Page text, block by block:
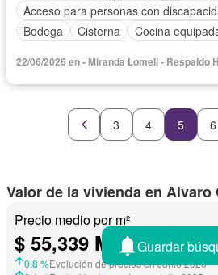
Acceso para personas con
Bodega
Cisterna Cocina
Estacionamiento
Internet
Recámara con closet
Televisión
Zonas verdes
Sin amueblar
22/06/2026 en - Miranda Lomeli - Respaldo
3 4 5 6
Valor de la vivienda en Alvaro
Precio medio por m²
$ 55,339 MXN/m²
0.8 %Evolución de precios en Junio 2026
Guardar